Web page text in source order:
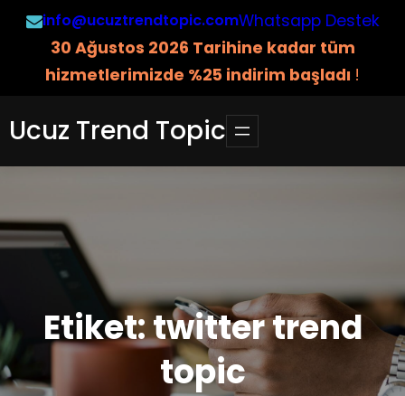
İçeriğeinfo@ucuztrendtopic.comWhatsapp Destek
30 Ağustos 2026 Tarihine kadar tüm
hizmetlerimizde %25 indirim başladı !
Ucuz Trend Topic
Etiket:twitter trend
topic